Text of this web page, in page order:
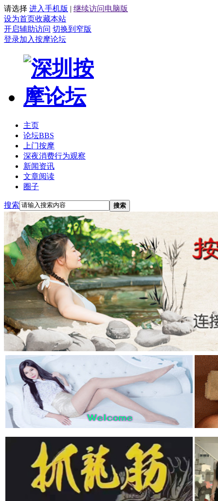
请选择 进入手机版 | 继续访问电脑版
设为首页收藏本站
开启辅助访问 切换到窄版
登录加入按摩论坛
主页
论坛BBS
上门按摩
深夜消费行为观察
新闻资讯
文章阅读
圈子
搜索 搜索